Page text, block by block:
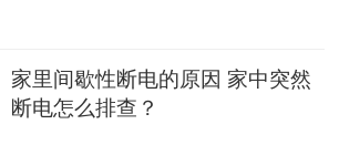
家里间歇性断电的原因 家中突然
断电怎么排查？